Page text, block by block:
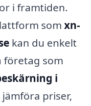
i framtiden.
som xn-
kan du enkelt
som
i
priser,